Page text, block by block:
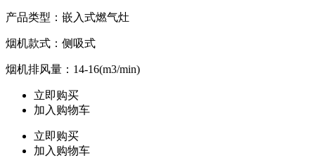
产品类型：嵌入式燃气灶
烟机款式：侧吸式
烟机排风量：14-16(m3/min)
立即购买
加入购物车
立即购买
加入购物车